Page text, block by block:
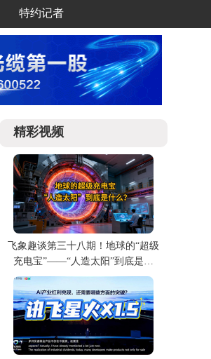
特约记者
精彩视频
飞象趣谈第三十八期！地球的“超级
充电宝”——“人造太阳”到底是什
么？